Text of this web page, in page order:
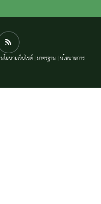
นโยบายเว็บไซต์|มาตรฐาน |นโยบายการ